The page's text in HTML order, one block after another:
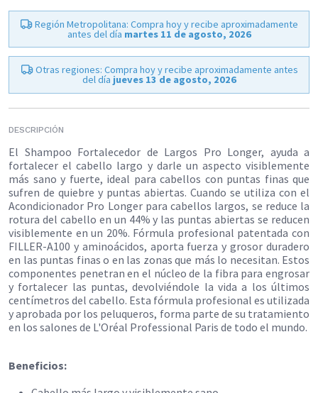
Región Metropolitana: Compra hoy y recibe aproximadamente
antes del día martes 11 de agosto, 2026
Otras regiones: Compra hoy y recibe aproximadamente antes
del día jueves 13 de agosto, 2026
DESCRIPCIÓN
El Shampoo Fortalecedor de Largos Pro Longer, ayuda a
fortalecer el cabello largo y darle un aspecto visiblemente
más sano y fuerte, ideal para cabellos con puntas finas que
sufren de quiebre y puntas abiertas. Cuando se utiliza con el
Acondicionador Pro Longer para cabellos largos, se reduce la
rotura del cabello en un 44% y las puntas abiertas se reducen
visiblemente en un 20%. Fórmula profesional patentada con
FILLER-A100 y aminoácidos, aporta fuerza y grosor duradero
en las puntas finas o en las zonas que más lo necesitan. Estos
componentes penetran en el núcleo de la fibra para engrosar
y fortalecer las puntas, devolviéndole la vida a los últimos
centímetros del cabello. Esta fórmula profesional es utilizada
y aprobada por los peluqueros, forma parte de su tratamiento
en los salones de L'Oréal Professional Paris de todo el mundo.
Beneficios: